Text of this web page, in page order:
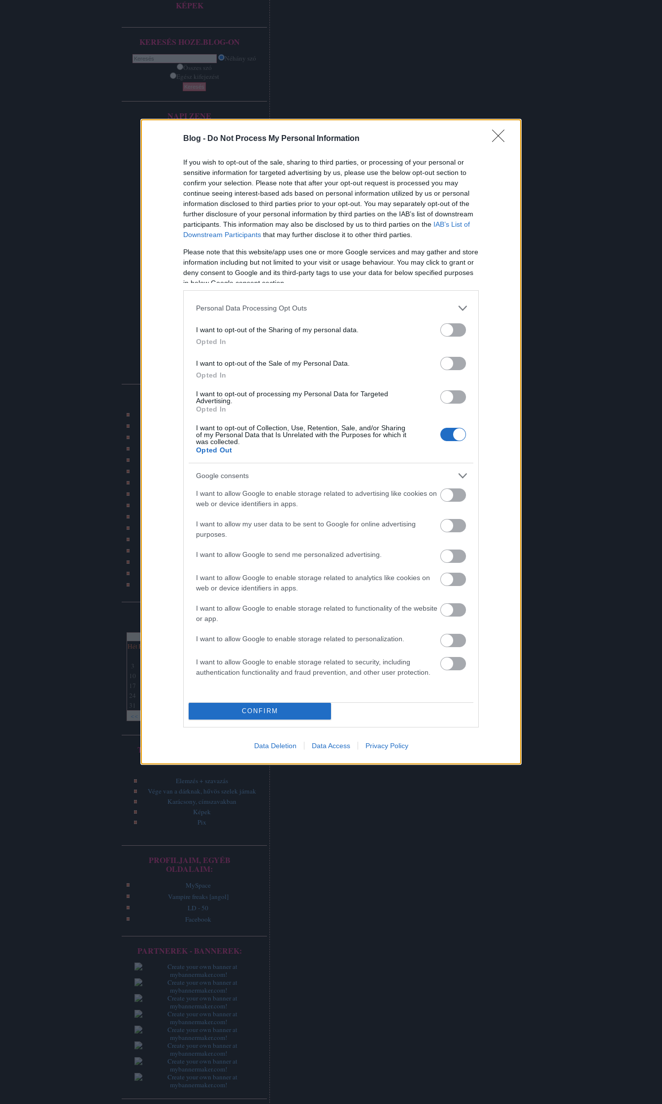
Blog - Do Not Process My Personal Information
If you wish to opt-out of the sale, sharing to third parties, or processing of your personal or
sensitive information for targeted advertising by us, please use the below opt-out section to
confirm your selection. Please note that after your opt-out request is processed you may
continue seeing interest-based ads based on personal information utilized by us or personal
information disclosed to third parties prior to your opt-out. You may separately opt-out of the
further disclosure of your personal information by third parties on the IAB’s list of downstream
participants. This information may also be disclosed by us to third parties on the IAB’s List of
Downstream Participants that may further disclose it to other third parties.
Please note that this website/app uses one or more Google services and may gather and store
information including but not limited to your visit or usage behaviour. You may click to grant or
deny consent to Google and its third-party tags to use your data for below specified purposes
in below Google consent section.
Personal Data Processing Opt Outs
I want to opt-out of the Sharing of my personal data.
Opted In
I want to opt-out of the Sale of my Personal Data.
Opted In
I want to opt-out of processing my Personal Data for Targeted
Advertising.
Opted In
I want to opt-out of Collection, Use, Retention, Sale, and/or Sharing
of my Personal Data that Is Unrelated with the Purposes for which it
was collected.
Opted Out
Google consents
I want to allow Google to enable storage related to advertising like cookies on
web or device identifiers in apps.
I want to allow my user data to be sent to Google for online advertising
purposes.
I want to allow Google to send me personalized advertising.
I want to allow Google to enable storage related to analytics like cookies on
web or device identifiers in apps.
I want to allow Google to enable storage related to functionality of the website
or app.
I want to allow Google to enable storage related to personalization.
I want to allow Google to enable storage related to security, including
authentication functionality and fraud prevention, and other user protection.
CONFIRM
Data Deletion Data Access Privacy Policy
KÉPEK
KERESÉS HOZE.BLOG-ON
Néhány szó
Összes szó
Egész kifejezést
NAPI ZENE
BLOG AJÁNLÓK:
Rajzmester képmontázs blogunk
CAT blogja
Munkahelyi terror
Szakítós történetek blogja
Bombahír
BKV figyelő blog
Jó szar tetkód van!
Bash.hu / vicces RSS-sek
Katonatörténetek blog
DJ Fm (Online netradio)
Napi rajz
Havaria Press
NAPTÁR
Hét Ked
<<
3
9
10
16
17
24
31
TOP 5 - LEGOLVASOTTABB
Elemzés + szavazás
Vége van a dárknak, hűvös szelek járnak
Karácsony, címszavakban
Képek
Pix
PROFILJAIM, EGYÉB
OLDALAIM:
MySpace
Vampire freaks [angol]
LD - 50
Facebook
PARTNEREK - BANNEREK: